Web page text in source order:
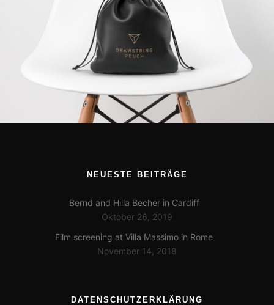
NEUESTE BEITRÄGE
Bernd and Hilla Becher in Cardiff
Oktober 26, 2019
Film screening at Villa Massimo in Rome
November 14, 2018
DATENSCHUTZERKLÄRUNG